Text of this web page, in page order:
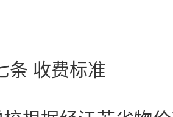
收费标准